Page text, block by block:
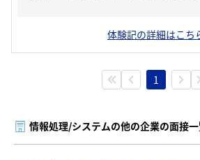
体験記の詳細はこち
1
情報処理/システムの他の企業の面接